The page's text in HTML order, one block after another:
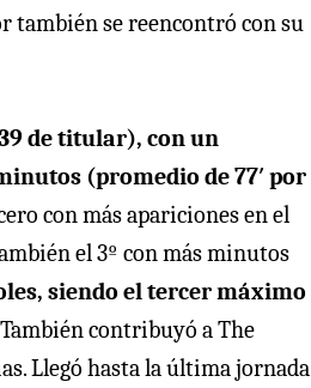
también se reencontró con su
de titular), con un
(promedio de 77′ por
con más apariciones en el
el 3º con más minutos
siendo el tercer máximo
También contribuyó a The
Llegó hasta la última jornada